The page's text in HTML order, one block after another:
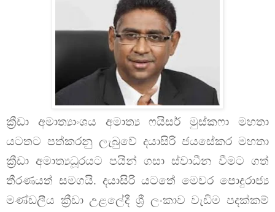
ක්‍රීඩා අමාත්‍යාංශය අමාත්‍ය ෆයිසර් මුස්කෆා මහතා
යටතට පත්කරනු ලැබුවේ දයාසිරි ජයසේකර මහතා
ක්‍රීඩා අමාත්‍යධූරයට පයින් ගසා ස්වාධීන වීමට ගත්
තීරණයත් සමගයි. දයාසිරි යටතේ මෙවර පොදුරාජ්‍ය
මණ්ඩලීය ක්‍රීඩා උළලේදී ශ්‍රී ලංකාව වැඩිම පදක්කම්